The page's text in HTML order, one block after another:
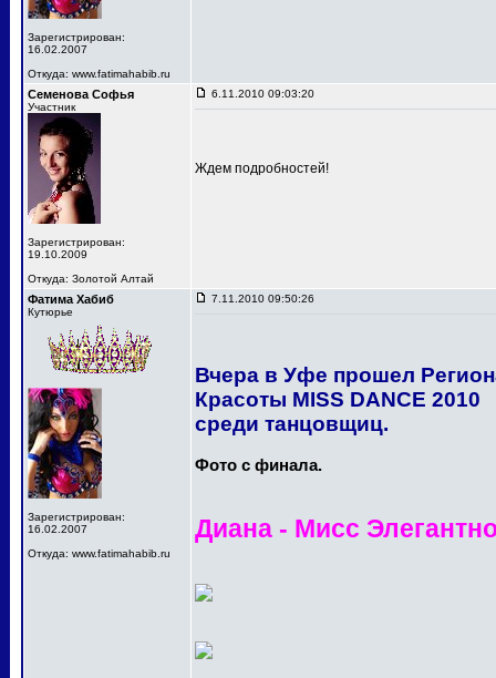
Зарегистрирован:
16.02.2007
Откуда: www.fatimahabib.ru
Семенова Софья
Участник
Зарегистрирован:
19.10.2009
Откуда: Золотой Алтай
6.11.2010 09:03:20
Ждем подробностей!
Фатима Хабиб
Кутюрье
Зарегистрирован:
16.02.2007
Откуда: www.fatimahabib.ru
7.11.2010 09:50:26
Вчера в Уфе прошел
Красоты MISS DANCE 2010
среди танцовщиц.
Фото с финала.
Диана - Мисс